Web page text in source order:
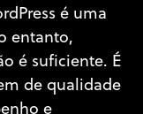
é uma
entanto,
é suficiente. É
de qualidade
e